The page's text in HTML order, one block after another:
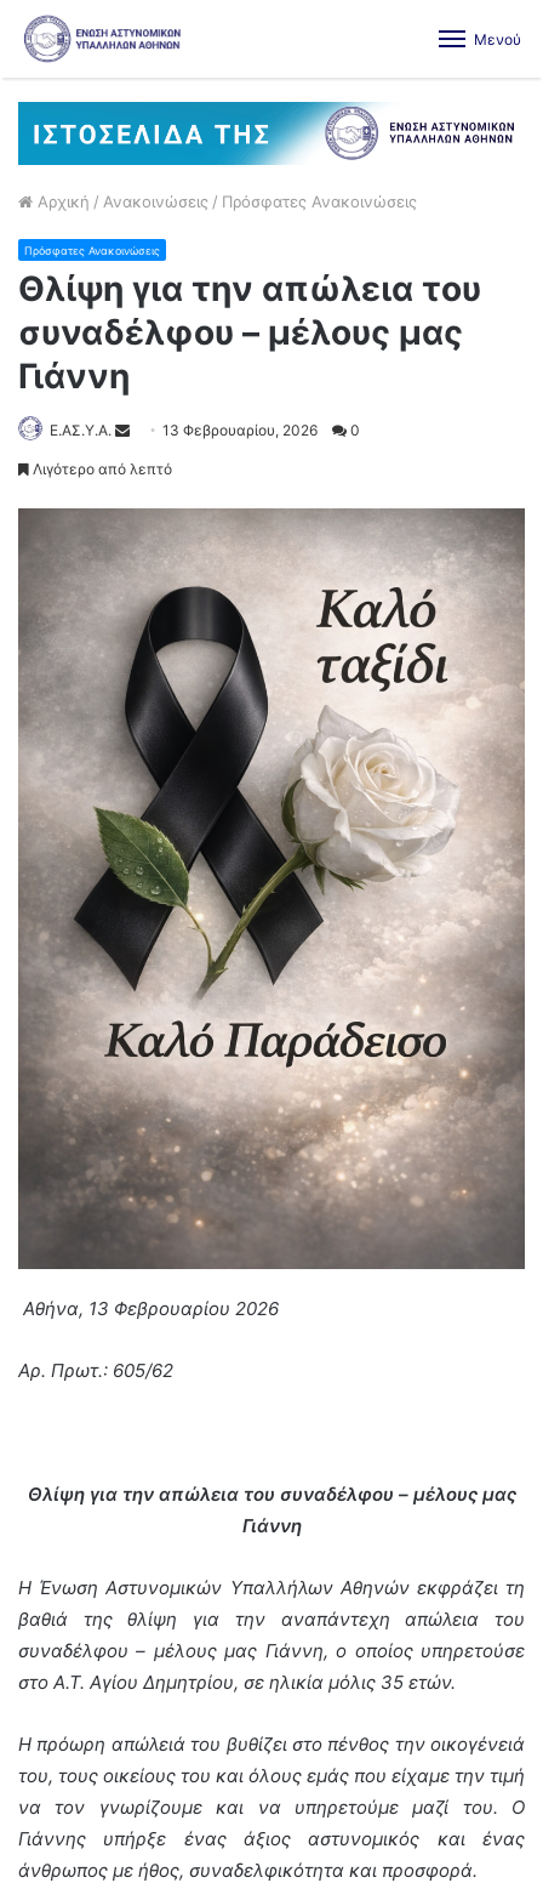
Μενού
Αρχική / Ανακοινώσεις / Πρόσφατες Ανακοινώσεις
Πρόσφατες Ανακοινώσεις
Θλίψη για την απώλεια του
συναδέλφου – μέλους μας
Γιάννη
Ε.ΑΣ.Υ.Α. 13 Φεβρουαρίου, 2026 0
Λιγότερο από λεπτό
Αθήνα, 13 Φεβρουαρίου 2026
Αρ. Πρωτ.: 605/62
Θλίψη για την απώλεια του συναδέλφου – μέλους μας
Γιάννη
Η Ένωση Αστυνομικών Υπαλλήλων Αθηνών εκφράζει τη
βαθιά της θλίψη για την αναπάντεχη απώλεια του
συναδέλφου – μέλους μας Γιάννη, ο οποίος υπηρετούσε
στο Α.Τ. Αγίου Δημητρίου, σε ηλικία μόλις 35 ετών.
Η πρόωρη απώλειά του βυθίζει στο πένθος την οικογένειά
του, τους οικείους του και όλους εμάς που είχαμε την τιμή
να τον γνωρίζουμε και να υπηρετούμε μαζί του. Ο
Γιάννης υπήρξε ένας άξιος αστυνομικός και ένας
άνθρωπος με ήθος, συναδελφικότητα και προσφορά.